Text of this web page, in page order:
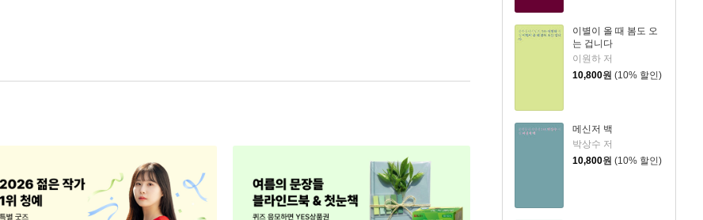
이별이 올 때 봄도 오
는 겁니다
이원하 저
10,800원 (10% 할인)
메신저 백
박상수 저
10,800원 (10% 할인)